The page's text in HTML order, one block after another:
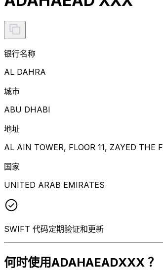
银行名称
AL DAHRA
城市
ABU DHABI
地址
AL AIN TOWER, FLOOR 11, ZAYED
国家
UNITED ARAB EMIRATES
SWIFT 代码定期验证和更新
何时使用ADAHAEADXXX ？